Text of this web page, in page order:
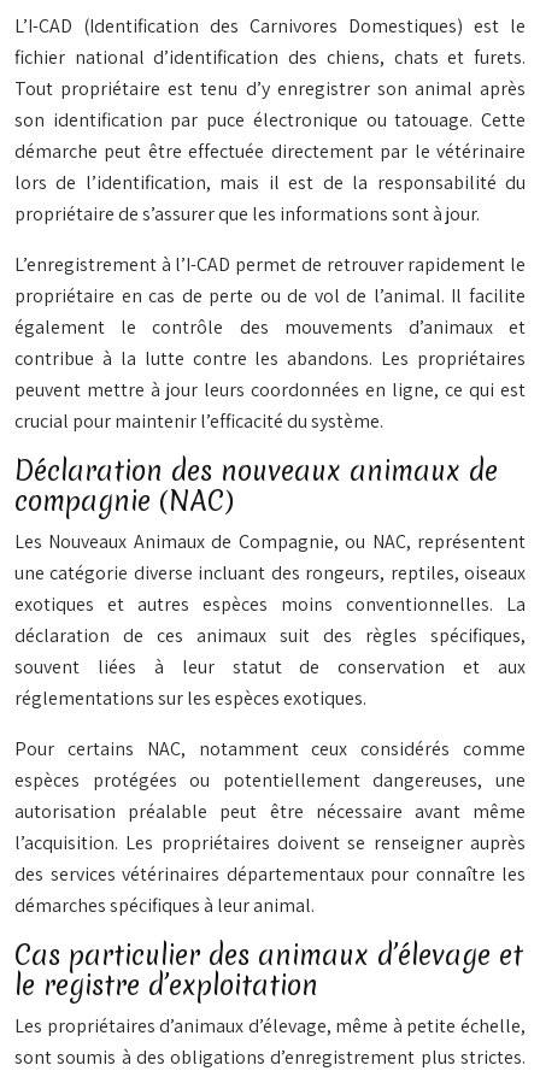
L’I-CAD (Identification des Carnivores Domestiques) est le
fichier national d’identification des chiens, chats et furets.
Tout propriétaire est tenu d’y enregistrer son animal après
son identification par puce électronique ou tatouage. Cette
démarche peut être effectuée directement par le vétérinaire
lors de l’identification, mais il est de la responsabilité du
propriétaire de s’assurer que les informations sont à jour.
L’enregistrement à l’I-CAD permet de retrouver rapidement le
propriétaire en cas de perte ou de vol de l’animal. Il facilite
également le contrôle des mouvements d’animaux et
contribue à la lutte contre les abandons. Les propriétaires
peuvent mettre à jour leurs coordonnées en ligne, ce qui est
crucial pour maintenir l’efficacité du système.
Déclaration des nouveaux animaux de
compagnie (NAC)
Les Nouveaux Animaux de Compagnie, ou NAC, représentent
une catégorie diverse incluant des rongeurs, reptiles, oiseaux
exotiques et autres espèces moins conventionnelles. La
déclaration de ces animaux suit des règles spécifiques,
souvent liées à leur statut de conservation et aux
réglementations sur les espèces exotiques.
Pour certains NAC, notamment ceux considérés comme
espèces protégées ou potentiellement dangereuses, une
autorisation préalable peut être nécessaire avant même
l’acquisition. Les propriétaires doivent se renseigner auprès
des services vétérinaires départementaux pour connaître les
démarches spécifiques à leur animal.
Cas particulier des animaux d’élevage et
le registre d’exploitation
Les propriétaires d’animaux d’élevage, même à petite échelle,
sont soumis à des obligations d’enregistrement plus strictes.